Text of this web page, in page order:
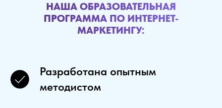
НАША ОБРАЗОВАТЕЛЬНАЯ
ПРОГРАММА ПО ИНТЕРНЕТ-
МАРКЕТИНГУ:
Разработана опытным
методистом